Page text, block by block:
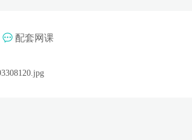
配套网课